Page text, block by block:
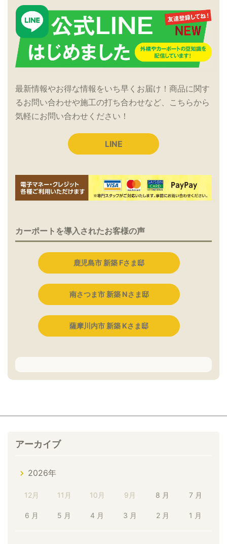
最新情報やお得な情報をいち早くお届け！商品に関す
るお問い合わせや施工の打ち合わせなど、こちらから
気軽にお問い合わせください！
LINE
カーポートを導入されたお客様の声
鹿児島市 新築 Fさま邸
南さつま市 新築 Nさま邸
薩摩川内市 新築 Kさま邸
アーカイブ
2026年
12月 11月 10月 9月 8 月 7 月
6 月 5 月 4 月 3 月 2 月 1 月